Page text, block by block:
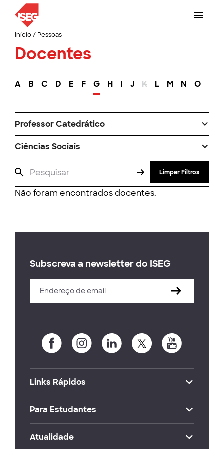
Início/ Pessoas
Docentes
A B C D E F G H I J K L M N O
Professor Catedrático
Ciências Sociais
Limpar Filtros
Não foram encontrados docentes.
Subscreva a newsletter do ISEG
Links Rápidos
Para Estudantes
Atualidade